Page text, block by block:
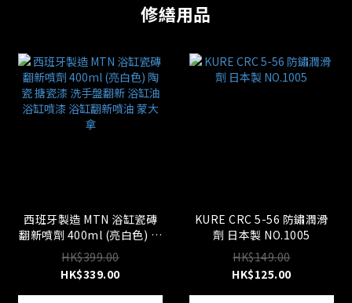
修繕用品
西班牙製造 MTN 浴缸瓷磚
翻新噴劑 400ml (亮白色) 陶
瓷 搪瓷漆 洗手盤翻新 浴缸
油 浴缸噴漆 浴缸翻新噴油
蒙大拿
HK$399.00
HK$339.00
KURE CRC 5-56 防鏽潤滑
劑 日本製 NO.1005
HK$149.00
HK$125.00